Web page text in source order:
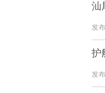
汕
发
护
发